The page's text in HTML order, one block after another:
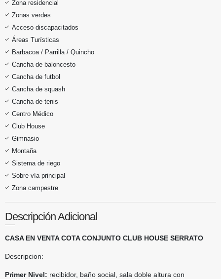
Zona residencial
Zonas verdes
Acceso discapacitados
Áreas Turísticas
Barbacoa / Parrilla / Quincho
Cancha de baloncesto
Cancha de futbol
Cancha de squash
Cancha de tenis
Centro Médico
Club House
Gimnasio
Montaña
Sistema de riego
Sobre vía principal
Zona campestre
Descripción Adicional
CASA EN VENTA COTA CONJUNTO CLUB HOUSE SERRATO
Descripcion:
Primer Nivel: recibidor, baño social, sala doble altura con